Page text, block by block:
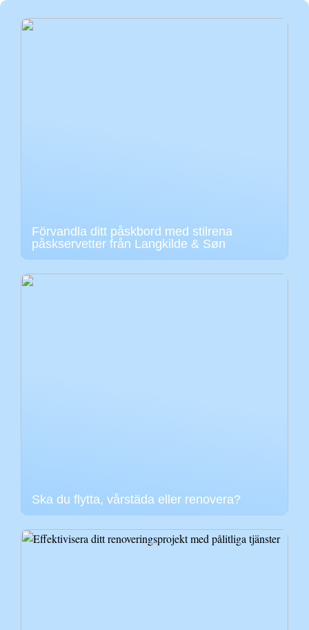
Förvandla ditt påskbord med stilrena
påskservetter från Langkilde & Søn
Ska du flytta, vårstäda eller renovera?